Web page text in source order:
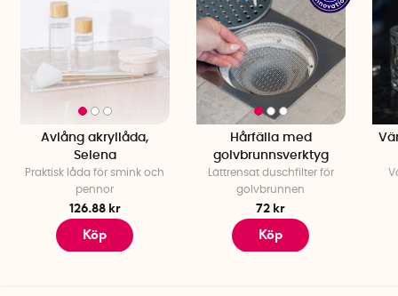
Avlång akryllåda,
Selena
Praktisk låda för smink och
pennor
126.88 kr
Köp
Hårfälla med
golvbrunnsverktyg
Lättrensat duschfilter för
golvbrunnen
72 kr
Köp